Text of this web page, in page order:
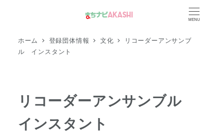
MENU
ホーム 登録団体情報 文化
リコーダーアンサンブ
ル インスタント
リコーダーアンサンブル
インスタント